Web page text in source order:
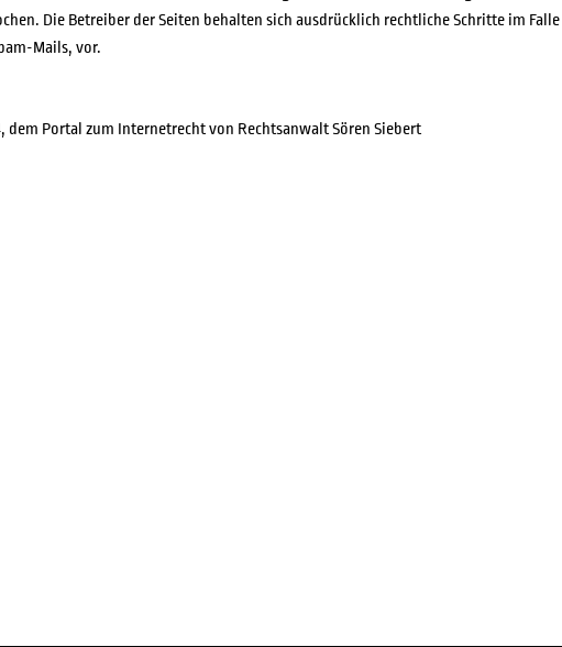
Die Betreiber der Seiten behalten sich ausdrücklich rechtliche Schritte im
Mails, vor.
dem Portal zum Internetrecht von Rechtsanwalt Sören Siebert